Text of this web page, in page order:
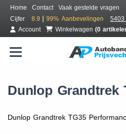
Home Contact
Vaak gestelde vragen
Cijfer
8.9 | 99% Aanbevelingen
5403
Account
Winkelwagen (0
Dunlop Grandtrek
Dunlop Grandtrek TG35